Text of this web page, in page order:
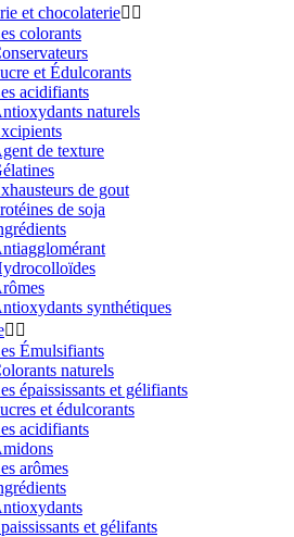
et chocolaterie 
colorants
et Édulcorants
acidifiants
naturels
de texture
de gout
de soja
synthétiques
 
Émulsifiants
naturels
épaississants et gélifiants
et édulcorants
acidifiants
arômes
et gélifants